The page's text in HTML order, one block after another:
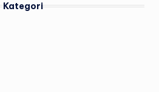
Kategori